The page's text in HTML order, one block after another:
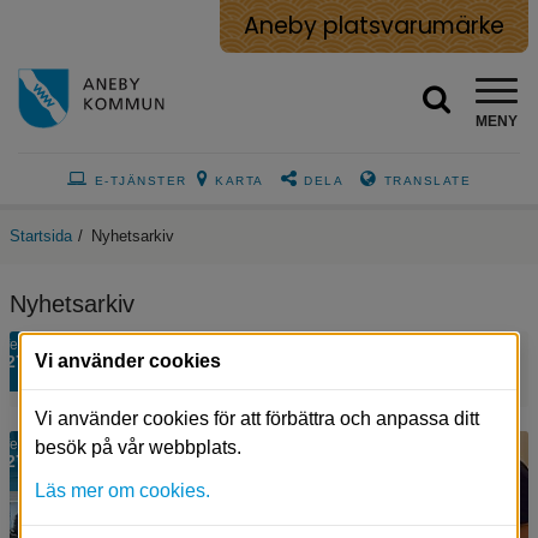
Aneby platsvarumärke
MENY
E-TJÄNSTER KARTA DELA TRANSLATE
Startsida / Nyhetsarkiv
Nyhetsarkiv
feb
27 Kommunfullmäktige den 27 februari
feb
27
Annica
Friman
och
Charlotte
Vi använder cookies
Vi använder cookies för att förbättra och anpassa ditt
besök på vår webbplats.
Läs mer om cookies.